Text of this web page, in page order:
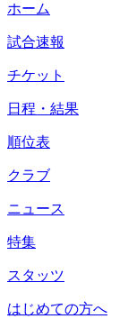
ホーム
試合速報
チケット
日程・結果
順位表
クラブ
ニュース
特集
スタッツ
はじめての方へ